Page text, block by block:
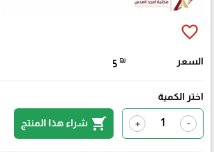
favorite_border
السعر 5 ₪
اختر الكمية
-
+
shopping_cart شراء هذا المنتج